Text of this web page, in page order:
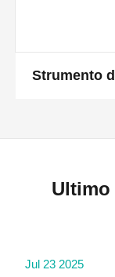
Strumento
Jul 23 2025